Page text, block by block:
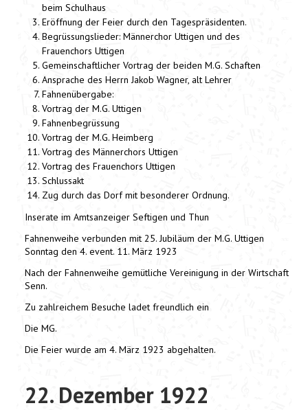
beim Schulhaus
Eröffnung der Feier durch den Tagespräsidenten.
Begrüssungslieder: Männerchor Uttigen und des
Frauenchors Uttigen
Gemeinschaftlicher Vortrag der beiden M.G. Schaften
Ansprache des Herrn Jakob Wagner, alt Lehrer
Fahnenübergabe:
Vortrag der M.G. Uttigen
Fahnenbegrüssung
Vortrag der M.G. Heimberg
Vortrag des Männerchors Uttigen
Vortrag des Frauenchors Uttigen
Schlussakt
Zug durch das Dorf mit besonderer Ordnung.
Inserate im Amtsanzeiger Seftigen und Thun
Fahnenweihe verbunden mit 25. Jubiläum der M.G. Uttigen
Sonntag den 4. event. 11. März 1923
Nach der Fahnenweihe gemütliche Vereinigung in der Wirtschaft
Senn.
Zu zahlreichem Besuche ladet freundlich ein
Die MG.
Die Feier wurde am 4. März 1923 abgehalten.
22. Dezember 1922